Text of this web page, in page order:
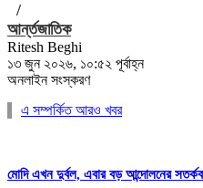
/
আর্ন্তজাতিক
Ritesh Beghi
১৩ জুন ২০২৬, ১০:৫২ পূর্বাহ্ন
অনলাইন সংস্করণ
এ সম্পর্কিত আরও খবর
মোদি এখন দুর্বল, এবার বড় আন্দোলনের